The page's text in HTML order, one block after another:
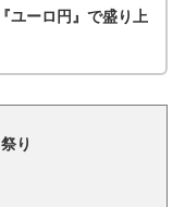
ユーロ円』で盛り上
祭り